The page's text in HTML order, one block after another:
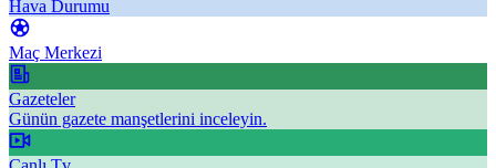
Hava Durumu
Maç Merkezi
Gazeteler
Günün gazete manşetlerini inceleyin.